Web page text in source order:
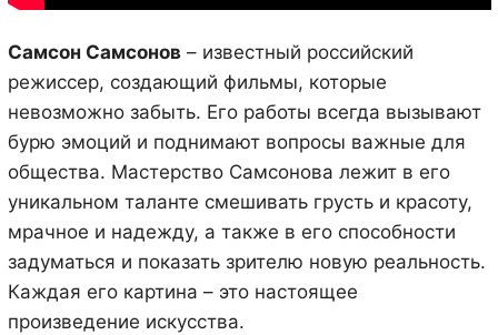
Самсон Самсонов– известный российский
режиссер, создающий фильмы, которые
невозможно забыть. Его работы всегда вызывают
бурю эмоций и поднимают вопросы важные для
общества. Мастерство Самсонова лежит в его
уникальном таланте смешивать грусть и красоту,
мрачное и надежду, а также в его способности
задуматься и показать зрителю новую реальность.
Каждая его картина – это настоящее
произведение искусства.